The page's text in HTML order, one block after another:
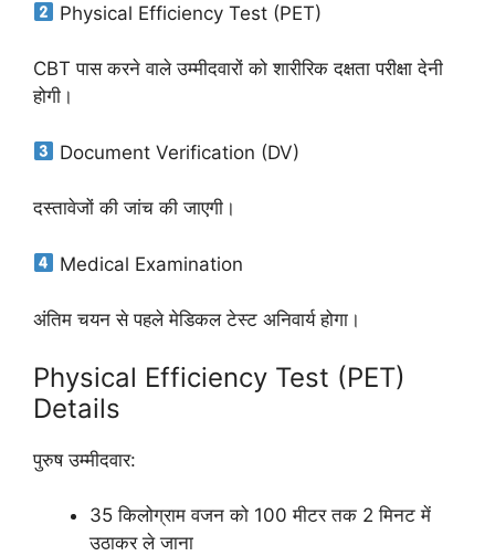
Physical Efficiency Test (PET)
CBT पास करने वाले उम्मीदवारों को शारीरिक दक्षता परीक्षा देनी
होगी।
Document Verification (DV)
दस्तावेजों की जांच की जाएगी।
Medical Examination
अंतिम चयन से पहले मेडिकल टेस्ट अनिवार्य होगा।
Physical Efficiency Test (PET)
Details
पुरुष उम्मीदवार:
35 किलोग्राम वजन को 100 मीटर तक 2 मिनट में
उठाकर ले जाना